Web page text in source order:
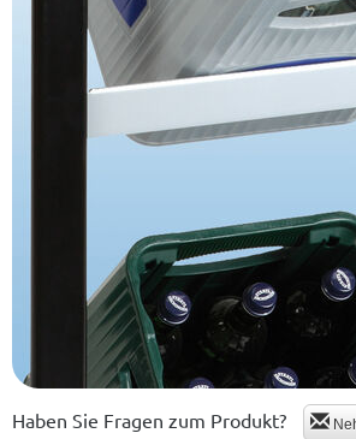
Haben Sie Fragen zum Produkt?